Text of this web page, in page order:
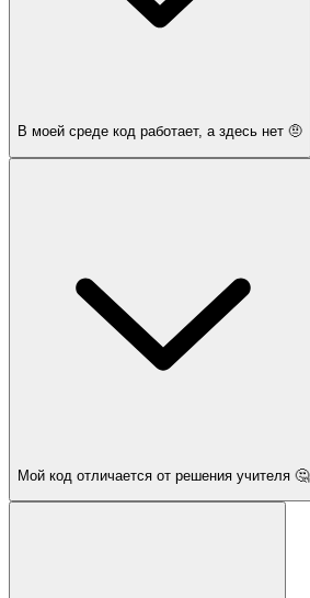
В моей среде код работает, а здесь нет 🤨
Мой код отличается от решения учителя 🤔